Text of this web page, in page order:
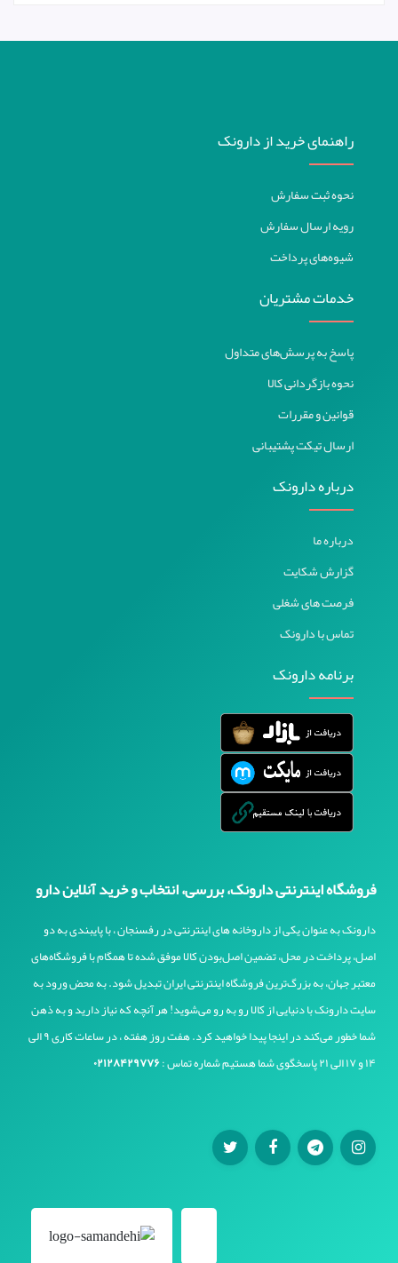
راهنمای خرید از دارونک
نحوه ثبت سفارش
رویه ارسال سفارش
شیوه‌های پرداخت
خدمات مشتریان
پاسخ به پرسش‌های متداول
نحوه بازگردانی کالا
قوانین و مقررات
ارسال تیکت پشتیبانی
درباره دارونک
درباره ما
گزارش شکایت
فرصت های شغلی
تماس با دارونک
برنامه دارونک
فروشگاه اینترنتی دارونک، بررسی، انتخاب و خرید آنلاین دارو
دارونک به عنوان یکی از داروخانه های اینترنتی در رفسنجان ، با پایبندی به دو
اصل، پرداخت در محل، تضمین اصل‌بودن کالا موفق شده تا همگام با فروشگاه‌های
معتبر جهان، به بزرگ‌ترین فروشگاه اینترنتی ایران تبدیل شود. به محض ورود به
سایت دارونک با دنیایی از کالا رو به رو می‌شوید! هر آنچه که نیاز دارید و به ذهن
شما خطور می‌کند در اینجا پیدا خواهید کرد. هفت روز هفته ، در ساعات کاری ۹ الی
۱۴ و ۱۷ الی ۲۱ پاسخگوی شما هستیم شماره تماس :
۰۲۱۲۸۴۲۹۷۷۶